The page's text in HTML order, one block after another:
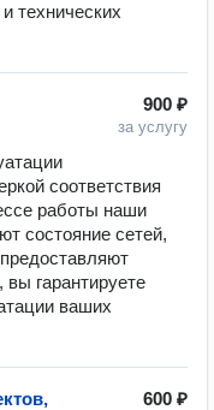
технических
900 ₽
за услугу
соответствия
работы наши
состояние сетей,
гарантируете
ваших
600 ₽